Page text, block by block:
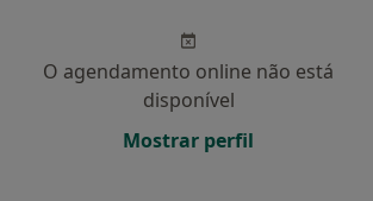
O agendamento online não está
disponível
Mostrar perfil